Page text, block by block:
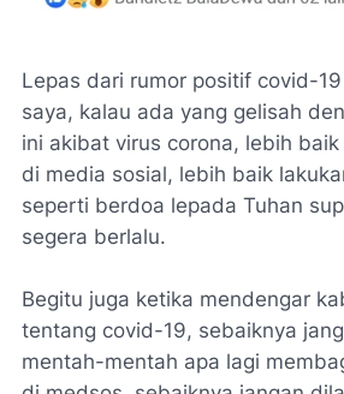
Lepas dari rumor positif covid-
saya, kalau ada yang gelisah
ini akibat virus corona, lebih
di media sosial, lebih baik
seperti berdoa lepada Tuhan
segera berlalu.
Begitu juga ketika mendengar
tentang covid-19, sebaiknya
mentah-mentah apa lagi